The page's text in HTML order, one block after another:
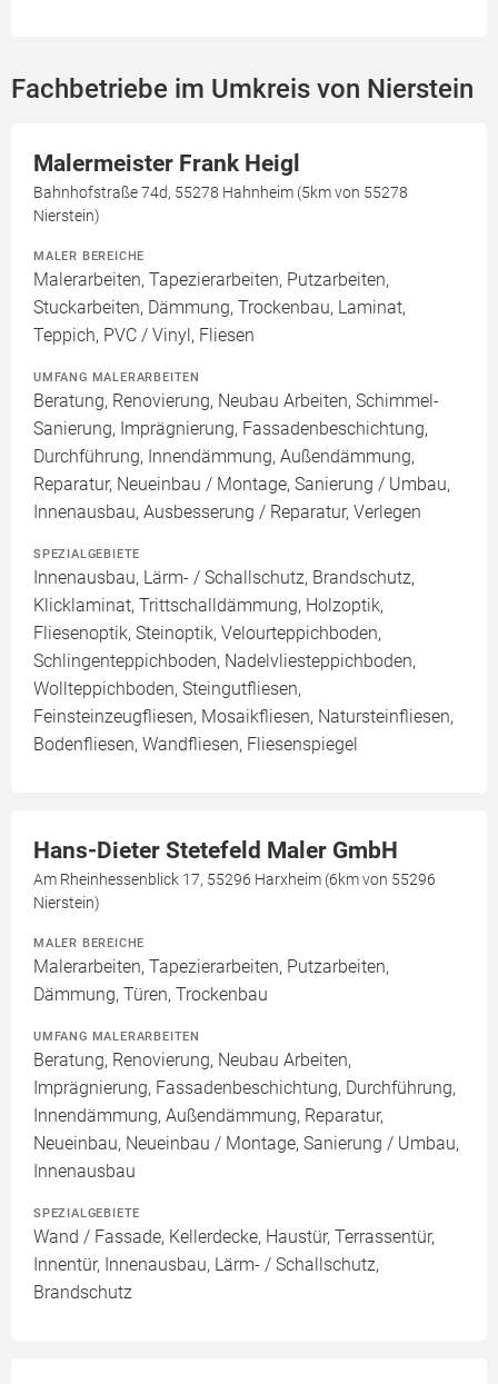
Fachbetriebe im Umkreis von Nierstein
Malermeister Frank Heigl
Bahnhofstraße 74d, 55278 Hahnheim (5km von 55278
Nierstein)
MALER BEREICHE
Malerarbeiten, Tapezierarbeiten, Putzarbeiten,
Stuckarbeiten, Dämmung, Trockenbau, Laminat,
Teppich, PVC / Vinyl, Fliesen
UMFANG MALERARBEITEN
Beratung, Renovierung, Neubau Arbeiten, Schimmel-
Sanierung, Imprägnierung, Fassadenbeschichtung,
Durchführung, Innendämmung, Außendämmung,
Reparatur, Neueinbau / Montage, Sanierung / Umbau,
Innenausbau, Ausbesserung / Reparatur, Verlegen
SPEZIALGEBIETE
Innenausbau, Lärm- / Schallschutz, Brandschutz,
Klicklaminat, Trittschalldämmung, Holzoptik,
Fliesenoptik, Steinoptik, Velourteppichboden,
Schlingenteppichboden, Nadelvliesteppichboden,
Wollteppichboden, Steingutfliesen,
Feinsteinzeugfliesen, Mosaikfliesen, Natursteinfliesen,
Bodenfliesen, Wandfliesen, Fliesenspiegel
Hans-Dieter Stetefeld Maler GmbH
Am Rheinhessenblick 17, 55296 Harxheim (6km von 55296
Nierstein)
MALER BEREICHE
Malerarbeiten, Tapezierarbeiten, Putzarbeiten,
Dämmung, Türen, Trockenbau
UMFANG MALERARBEITEN
Beratung, Renovierung, Neubau Arbeiten,
Imprägnierung, Fassadenbeschichtung, Durchführung,
Innendämmung, Außendämmung, Reparatur,
Neueinbau, Neueinbau / Montage, Sanierung / Umbau,
Innenausbau
SPEZIALGEBIETE
Wand / Fassade, Kellerdecke, Haustür, Terrassentür,
Innentür, Innenausbau, Lärm- / Schallschutz,
Brandschutz